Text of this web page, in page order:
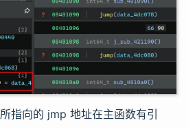
所指向的 jmp 地址在主函数有引